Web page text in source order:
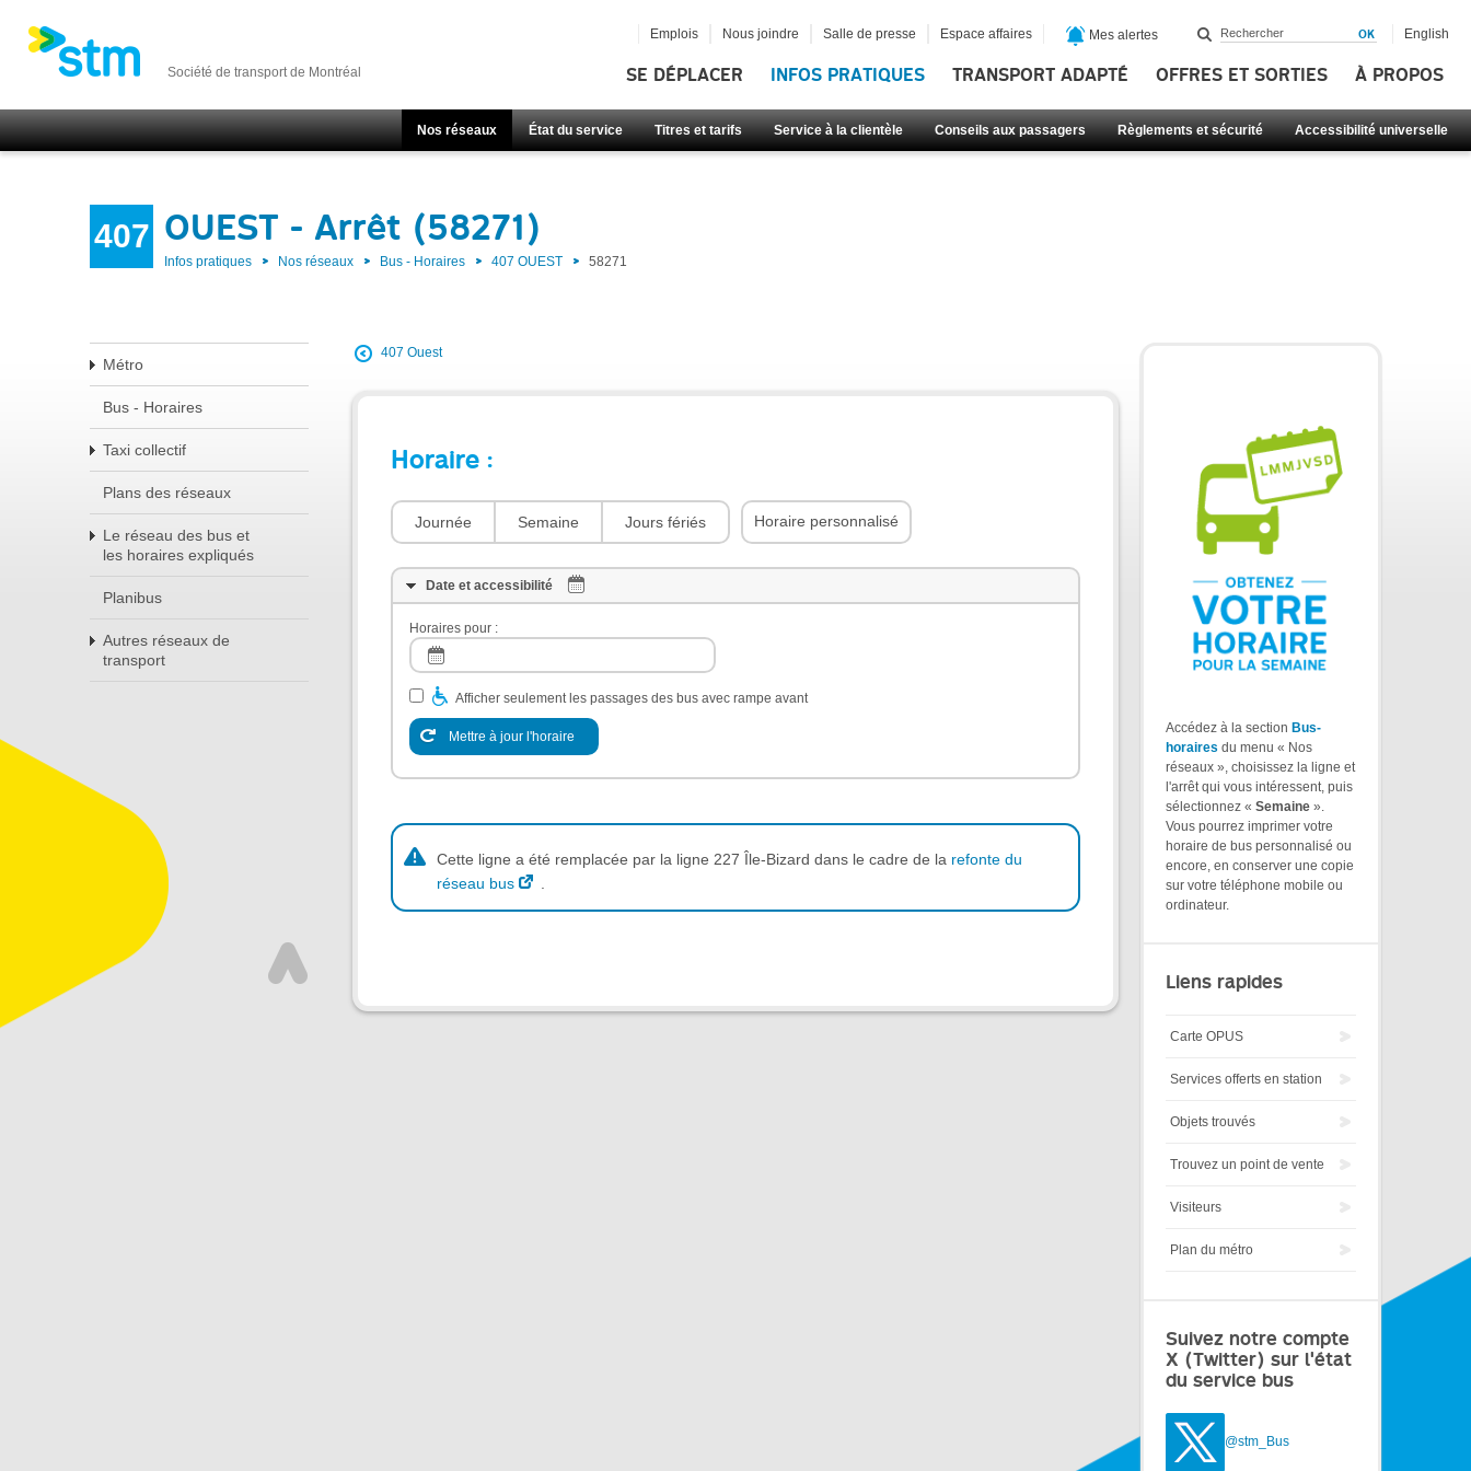
Société de transport de Montréal SE DÉPLACER INFOS PRATIQUES TRANSPORT ADAPTÉ OFFRES ET SORTIES À PROPOS
Nos réseaux État du service Titres et tarifs Service à la clientèle Conseils aux passagers Règlements et sécurité Accessibilité universelle
Emplois Nous joindre Salle de presse Espace affaires Mes alertes English
407 OUEST - Arrêt (58271)
Infos pratiques Nos réseaux Bus - Horaires 407 OUEST 58271
Métro
Bus - Horaires
Taxi collectif
Plans des réseaux
Le réseau des bus et
les horaires expliqués
Planibus
Autres réseaux de
transport
407 Ouest
Horaire :
Journée Semaine Jours fériés Horaire personnalisé
Date et accessibilité
Horaires pour :
Afficher seulement les passages des bus avec rampe avant
Mettre à jour l'horaire
Cette ligne a été remplacée par la ligne 227 Île-Bizard dans le cadre de la refonte du
réseau bus
Accédez à la section Bus-
horaires du menu « Nos
réseaux », choisissez la ligne et
l'arrêt qui vous intéressent, puis
sélectionnez « Semaine ».
Vous pourrez imprimer votre
horaire de bus personnalisé ou
encore, en conserver une copie
sur votre téléphone mobile ou
ordinateur.
Liens rapides
Carte OPUS
Services offerts en station
Objets trouvés
Trouvez un point de vente
Visiteurs
Plan du métro
Suivez notre compte
X (Twitter) sur l'état
du service bus
@stm_Bus